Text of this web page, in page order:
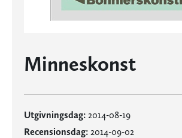
Minneskonst
Utgivningsdag: 2014-08-19
Recensionsdag: 2014-09-02